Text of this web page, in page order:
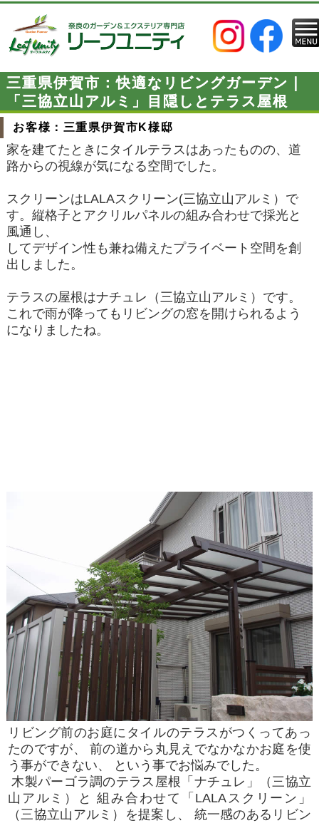
三重県伊賀市：快適なリビングガーデン｜
「三協立山アルミ」目隠しとテラス屋根
お客様：三重県伊賀市K様邸
家を建てたときにタイルテラスはあったものの、道
路からの視線が気になる空間でした。
スクリーンはLALAスクリーン(三協立山アルミ）で
す。縦格子とアクリルパネルの組み合わせで採光と
風通し、
してデザイン性も兼ね備えたプライベート空間を創
出しました。
テラスの屋根はナチュレ（三協立山アルミ）です。
これで雨が降ってもリビングの窓を開けられるよう
になりましたね。
リビング前のお庭にタイルのテラスがつくってあっ
たのですが、 前の道から丸見えでなかなかお庭を使
う事ができない、 という事でお悩みでした。
木製パーゴラ調のテラス屋根「ナチュレ」（三協立
山アルミ）と 組み合わせて「LALAスクリーン」
（三協立山アルミ）を提案し、 統一感のあるリビン